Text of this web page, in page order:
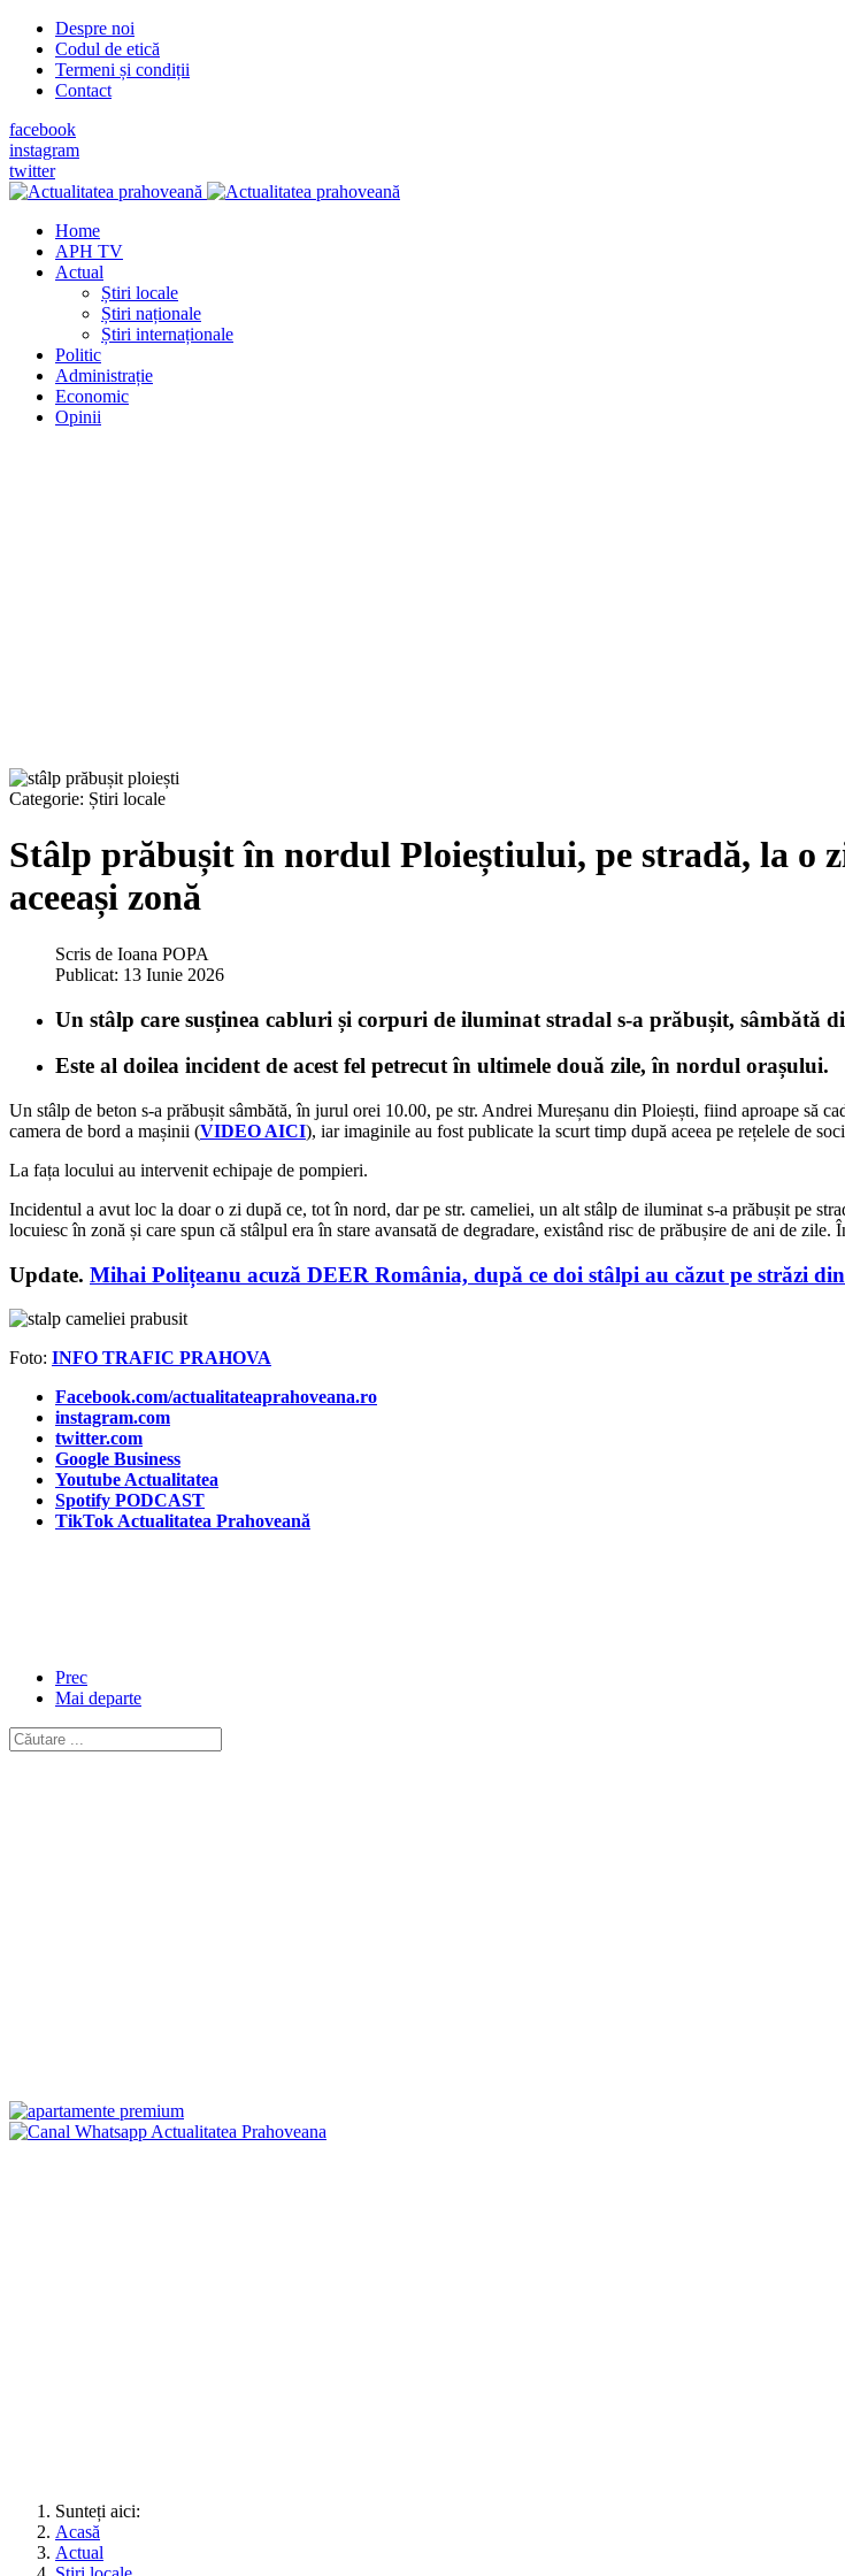
Despre noi
Codul de etică
Termeni și condiții
Contact
facebook
instagram
twitter
Home
APH TV
Actual
Știri locale
Știri naționale
Știri internaționale
Politic
Administrație
Economic
Opinii
Categorie: Știri locale
Stâlp prăbușit în nordul Ploieștiului, pe stradă, la o
aceeași zonă
Scris de Ioana POPA
Publicat: 13 Iunie 2026
Un stâlp care susținea cabluri și corpuri de iluminat stradal s-a prăbușit, sâmbătă
Este al doilea incident de acest fel petrecut în ultimele două zile, în nordul orașului.
Un stâlp de beton s-a prăbușit sâmbătă, în jurul orei 10.00, pe str. Andrei Mureșanu din Ploiești, fiind aproape să
camera de bord a mașinii (VIDEO AICI), iar imaginile au fost publicate la scurt timp după aceea pe rețelele de
La fața locului au intervenit echipaje de pompieri.
Incidentul a avut loc la doar o zi după ce, tot în nord, dar pe str. cameliei, un alt stâlp de iluminat s-a prăbușit pe
locuiesc în zonă și care spun că stâlpul era în stare avansată de degradare, existând risc de prăbușire de ani de
Update. Mihai Polițeanu acuză DEER România, după ce doi stâlpi au căzut pe străzi
Foto: INFO TRAFIC PRAHOVA
Facebook.com/actualitateaprahoveana.ro
instagram.com
twitter.com
Google Business
Youtube Actualitatea
Spotify PODCAST
TikTok Actualitatea Prahoveană
Prec
Mai departe
Sunteți aici:
Acasă
Actual